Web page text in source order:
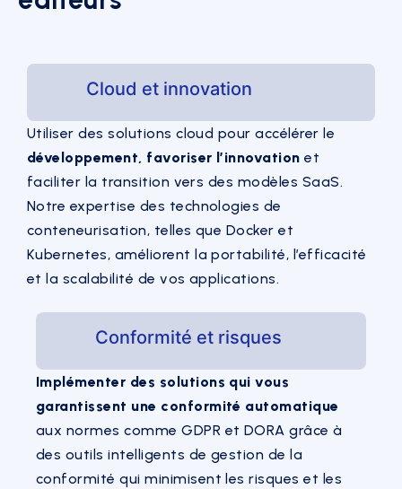
Cloud et innovation
Utiliser des solutions cloud pour accélérer le
développement, favoriser l’innovation et
faciliter la transition vers des modèles SaaS.
Notre expertise des technologies de
conteneurisation, telles que Docker et
Kubernetes, améliorent la portabilité, l’efficacité
et la scalabilité de vos applications.
Conformité et risques
Implémenter des solutions qui vous
garantissent une conformité automatique
aux normes comme GDPR et DORA grâce à
des outils intelligents de gestion de la
conformité qui minimisent les risques et les